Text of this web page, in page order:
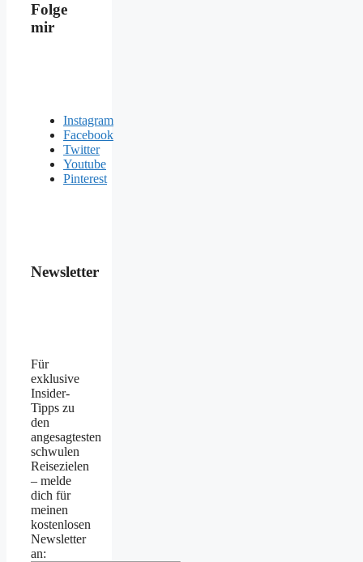
Folge
mir
Instagram
Facebook
Twitter
Youtube
Pinterest
Newsletter
Für
exklusive
Insider-
Tipps zu
den
angesagtesten
schwulen
Reisezielen
– melde
dich für
meinen
kostenlosen
Newsletter
an: